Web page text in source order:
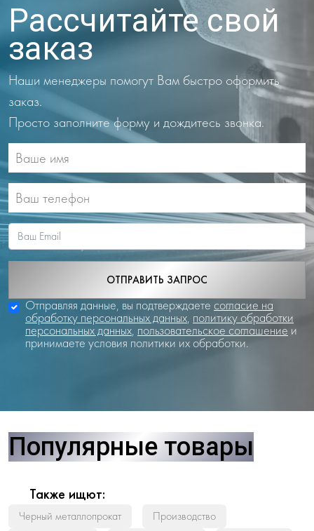
Рассчитайте свой
заказ
Наши менеджеры помогут Вам быстро оформить
заказ.
Просто заполните форму и дождитесь звонка.
ОТПРАВИТЬ ЗАПРОС
Отправляя данные, вы подтверждаете согласие на
обработку персональных данных, политику обработки
персональных данных, пользовательское соглашение и
принимаете условия политики их обработки.
Популярные товары
Также ищют:
Черный металлопрокат
Производство